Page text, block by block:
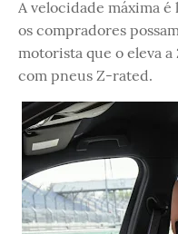
A velocidade máxima
os compradores
motorista que o eleva
com pneus Z-rated.